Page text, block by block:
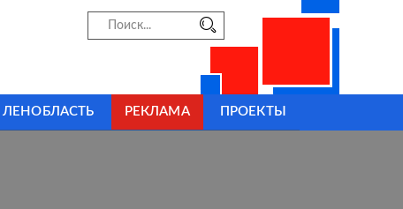
ЛЕНОБЛАСТЬ РЕКЛАМА ПРОЕКТЫ